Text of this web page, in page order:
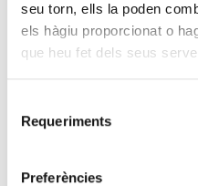
seu torn, ells la poden
els hàgiu proporcionat o
que heu fet dels seus
Requeriments
Preferències
Endulzando la vida
SIGUE LEYENDO
Cáritas celebran la